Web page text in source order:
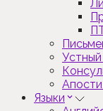
Языки